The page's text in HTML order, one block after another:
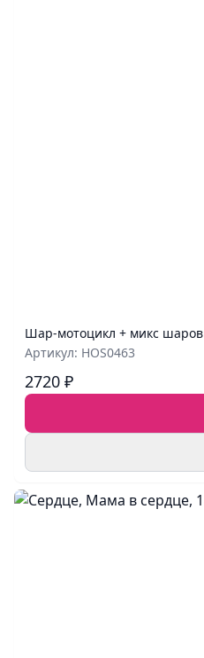
Шар‑мотоцикл + микс шаров
Артикул: HOS0463
2720 ₽